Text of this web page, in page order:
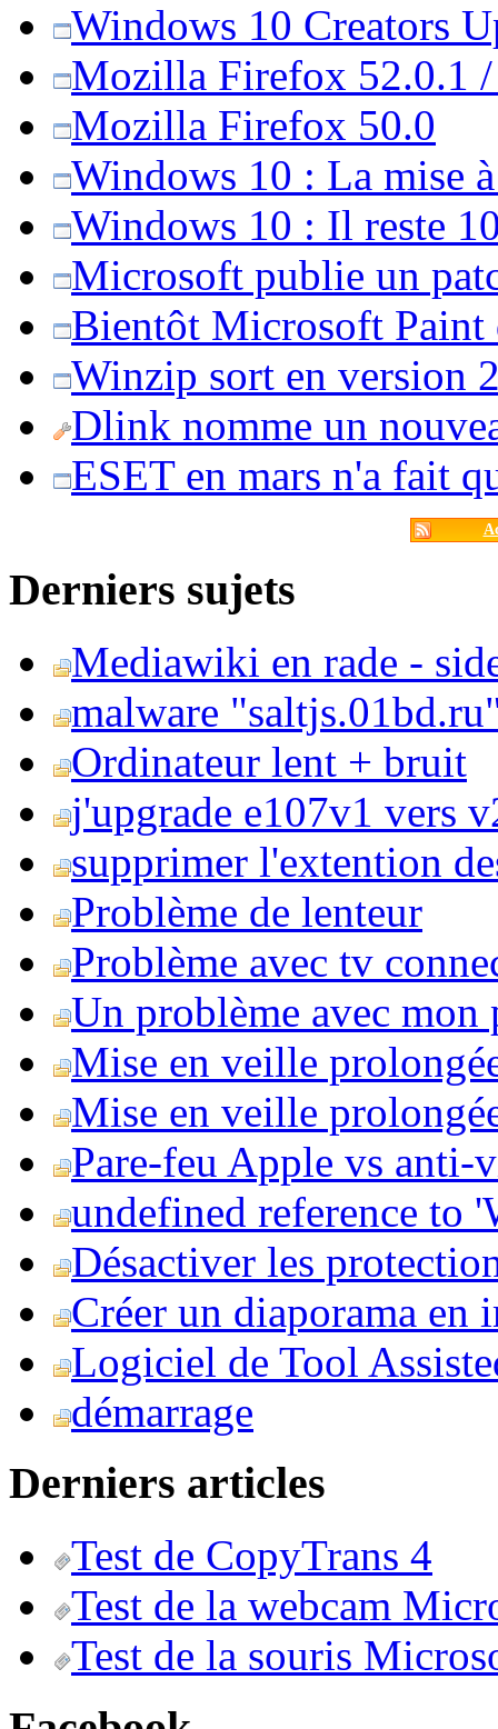
Windows 10 Creators
Mozilla Firefox 52.0.1
Mozilla Firefox 50.0
Windows 10 : La mise
Windows 10 : Il reste
Microsoft publie un
Bientôt Microsoft Paint
Winzip sort en version
Dlink nomme un
ESET en mars n'a fait
Derniers sujets
Mediawiki en rade -
malware
Ordinateur lent + bruit
j'upgrade e107v1 vers
supprimer l'extention
Problème de lenteur
Problème avec tv
Un problème avec mon
Mise en veille
Mise en veille
Pare-feu Apple vs anti-
undefined reference to
Désactiver les
Créer un diaporama en
Logiciel de Tool
démarrage
Derniers articles
Test de CopyTrans 4
Test de la webcam
Test de la souris